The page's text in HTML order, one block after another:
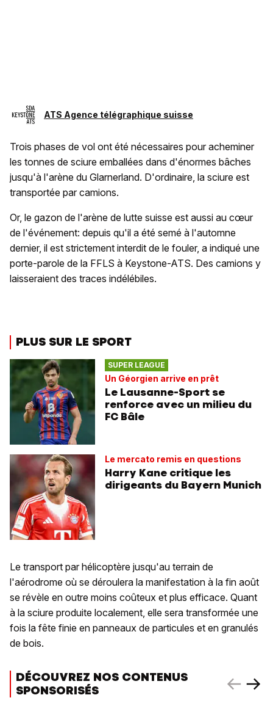
ATS Agence télégraphique suisse
Trois phases de vol ont été nécessaires pour acheminer
les tonnes de sciure emballées dans d'énormes bâches
jusqu'à l'arène du Glarnerland. D'ordinaire, la sciure est
transportée par camions.
Or, le gazon de l'arène de lutte suisse est aussi au cœur
de l'événement: depuis qu'il a été semé à l'automne
dernier, il est strictement interdit de le fouler, a indiqué une
porte-parole de la FFLS à Keystone-ATS. Des camions y
laisseraient des traces indélébiles.
PLUS SUR LE SPORT
SUPER LEAGUE
Un Géorgien arrive en prêt
Le Lausanne-Sport se
renforce avec un milieu du
FC Bâle
Le mercato remis en questions
Harry Kane critique les
dirigeants du Bayern Munich
Le transport par hélicoptère jusqu'au terrain de
l'aérodrome où se déroulera la manifestation à la fin août
se révèle en outre moins coûteux et plus efficace. Quant
à la sciure produite localement, elle sera transformée une
fois la fête finie en panneaux de particules et en granulés
de bois.
DÉCOUVREZ NOS CONTENUS
SPONSORISÉS